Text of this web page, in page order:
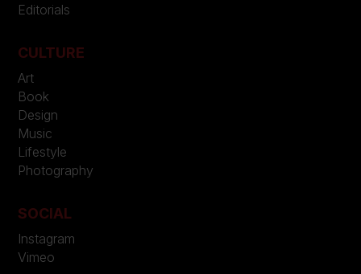
Editorials
CULTURE
Art
Book
Design
Music
Lifestyle
Photography
SOCIAL
Instagram
Vimeo